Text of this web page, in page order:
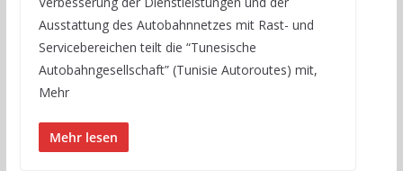
Ausstattung des Autobahnnetzes mit Rast- und
Servicebereichen teilt die “Tunesische
Autobahngesellschaft” (Tunisie Autoroutes) mit,
Mehr
Mehr lesen